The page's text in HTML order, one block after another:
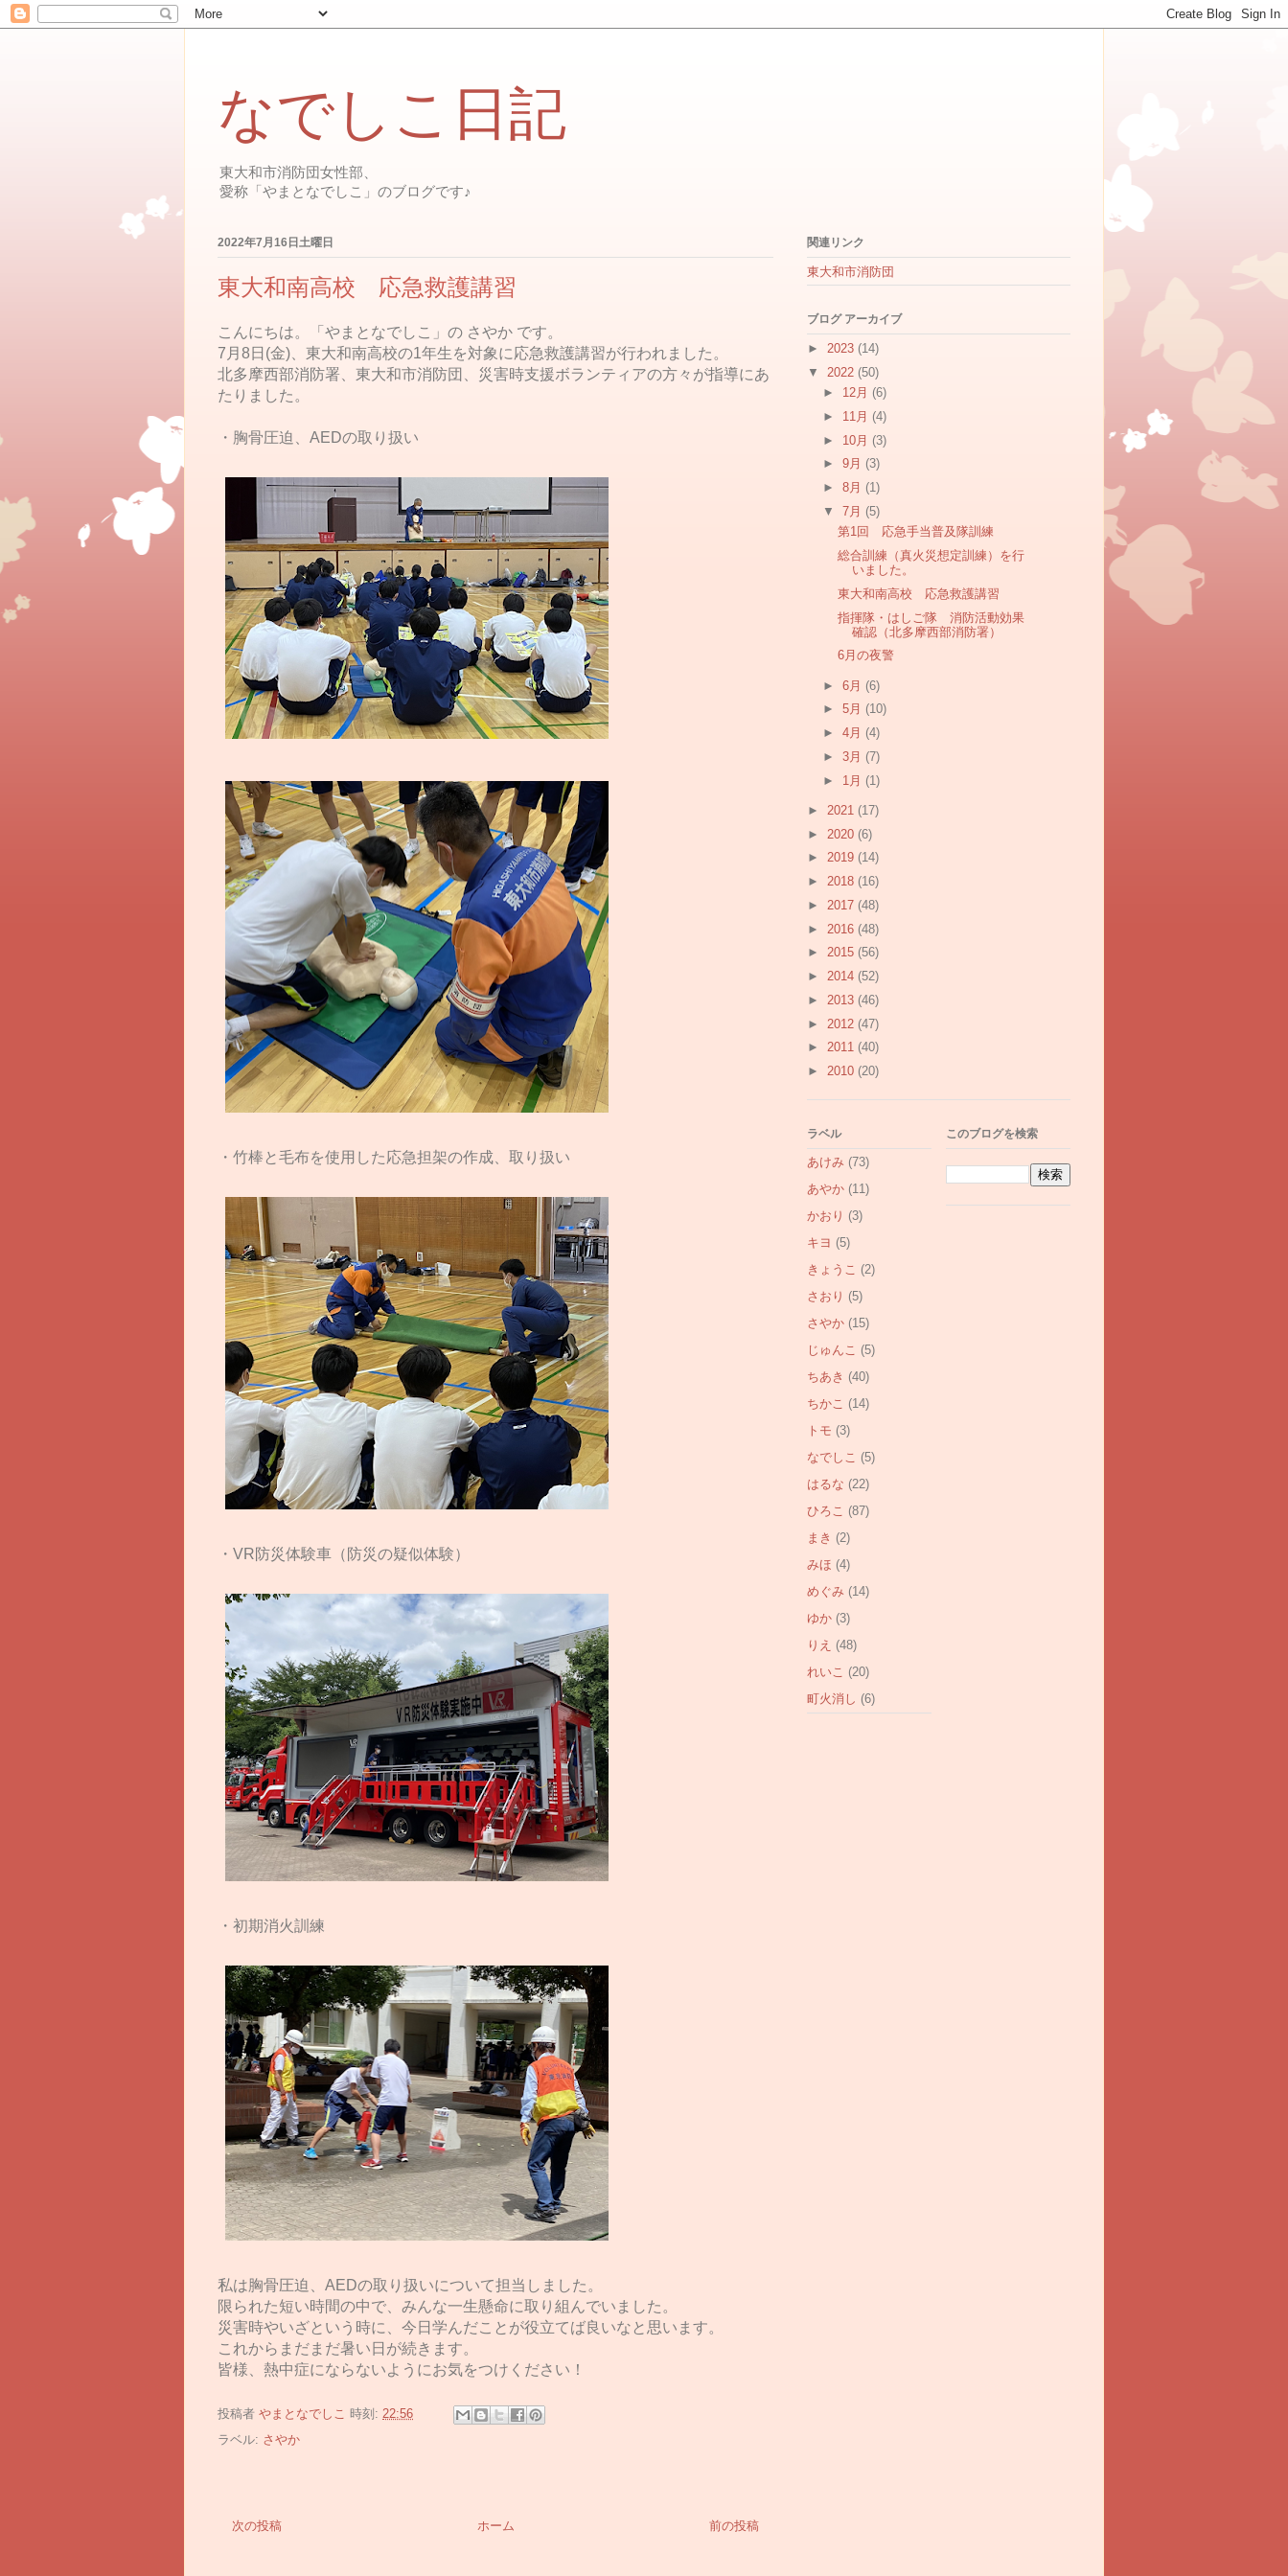
なでしこ日記
東大和市消防団女性部、
愛称「やまとなでしこ」のブログです♪
2022年7月16日土曜日
東大和南高校 応急救護講習
こんにちは。「やまとなでしこ」の さやか です。
7月8日(金)、東大和南高校の1年生を対象に応急救護講習が行われました。
北多摩西部消防署、東大和市消防団、災害時支援ボランティアの方々が指導にあ
たりました。
・胸骨圧迫、AEDの取り扱い
・竹棒と毛布を使用した応急担架の作成、取り扱い
・VR防災体験車（防災の疑似体験）
・初期消火訓練
私は胸骨圧迫、AEDの取り扱いについて担当しました。
限られた短い時間の中で、みんな一生懸命に取り組んでいました。
災害時やいざという時に、今日学んだことが役立てば良いなと思います。
これからまだまだ暑い日が続きます。
皆様、熱中症にならないようにお気をつけください！
投稿者 やまとなでしこ 時刻: 22:56
ラベル: さやか
次の投稿 前の投稿
ホーム
関連リンク
東大和市消防団
ブログ アーカイブ
► 2023 (14)
▼ 2022 (50)
► 12月 (6)
► 11月 (4)
► 10月 (3)
► 9月 (3)
► 8月 (1)
▼ 7月 (5)
第1回 応急手当普及隊訓練
総合訓練（真火災想定訓練）を行
いました。
東大和南高校 応急救護講習
指揮隊・はしご隊 消防活動効果
確認（北多摩西部消防署）
6月の夜警
► 6月 (6)
► 5月 (10)
► 4月 (4)
► 3月 (7)
► 1月 (1)
► 2021 (17)
► 2020 (6)
► 2019 (14)
► 2018 (16)
► 2017 (48)
► 2016 (48)
► 2015 (56)
► 2014 (52)
► 2013 (46)
► 2012 (47)
► 2011 (40)
► 2010 (20)
ラベル
あけみ (73)
あやか (11)
かおり (3)
キヨ (5)
きょうこ (2)
さおり (5)
さやか (15)
じゅんこ (5)
ちあき (40)
ちかこ (14)
トモ (3)
なでしこ (5)
はるな (22)
ひろこ (87)
まき (2)
みほ (4)
めぐみ (14)
ゆか (3)
りえ (48)
れいこ (20)
町火消し (6)
このブログを検索